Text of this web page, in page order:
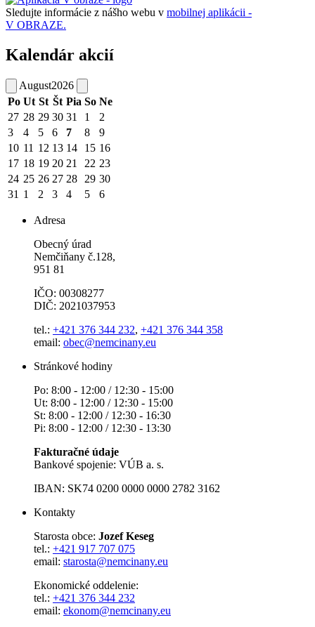
Sledujte informácie z nášho webu v mobilnej aplikácii -
V OBRAZE.
Kalendár akcií
August2026
Po Ut St Št Pia So Ne
27 28 29 30 31 1
2
3
4 5 6 7 8
9
10 11 12 13 14 15 16
17 18 19 20 21 22 23
24 25 26 27 28 29 30
31 1 2 3 4 5 6
Adresa
Obecný úrad
Nemčiňany č.128,
951 81
IČO: 00308277
DIČ: 2021037953
tel.: +421 376 344 232, +421 376 344 358
email: obec@nemcinany.eu
Stránkové hodiny
Po: 8:00 - 12:00 / 12:30 - 15:00
Ut: 8:00 - 12:00 / 12:30 - 15:00
St: 8:00 - 12:00 / 12:30 - 16:30
Pi: 8:00 - 12:00 / 12:30 - 13:30
Fakturačné údaje
Bankové spojenie: VÚB a. s.
IBAN: SK74 0200 0000 0000 2782 3162
Kontakty
Starosta obce: Jozef Keseg
tel.: +421 917 707 075
email: starosta@nemcinany.eu
Ekonomické oddelenie:
tel.: +421 376 344 232
email: ekonom@nemcinany.eu